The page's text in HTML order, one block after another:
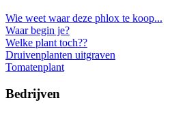
Wie weet waar deze phlox te koop...
Waar begin je?
Welke plant toch??
Druivenplanten uitgraven
Tomatenplant
Bedrijven